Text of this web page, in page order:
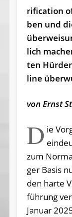
ri­fi­ca­ti­on
ben und
lich
ten
line
von Ernst
D ie
zum
ger Ba­sis
den har­te
füh­rung
Ja­nu­ar